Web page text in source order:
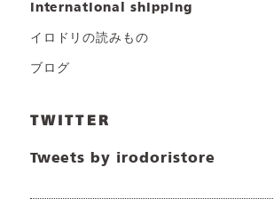
international shipping
イロドリの読みもの
ブログ
TWITTER
Tweets by irodoristore